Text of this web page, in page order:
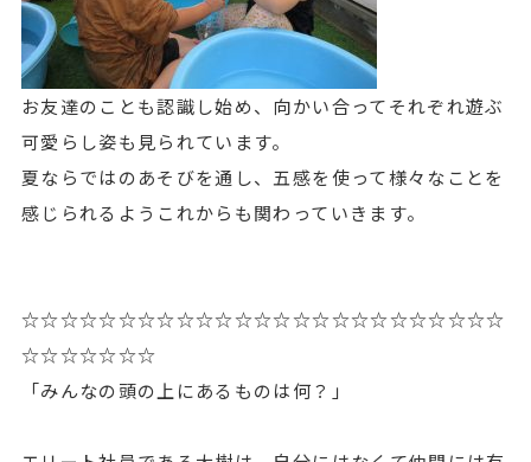
お友達のことも認識し始め、向かい合ってそれぞれ遊ぶ
可愛らし姿も見られています。
夏ならではのあそびを通し、五感を使って様々なことを
感じられるようこれからも関わっていきます。
☆☆☆☆☆☆☆☆☆☆☆☆☆☆☆☆☆☆☆☆☆☆☆☆☆
☆☆☆☆☆☆☆
「みんなの頭の上にあるものは何？」